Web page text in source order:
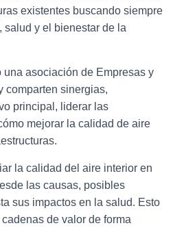
existentes buscando siempre
salud y el bienestar de la
una asociación de Empresas y
comparten sinergias,
principal, liderar las
mejorar la calidad de aire
la calidad del aire interior en
las causas, posibles
sus impactos en la salud. Esto
de valor de forma